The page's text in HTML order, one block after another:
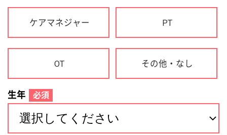
住所(都道府県) 必須
下記に同意して登録